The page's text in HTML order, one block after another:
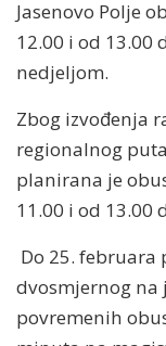
Jasenovo Polje
12.00 i od 13.00
nedjeljom.
Zbog izvođenja
regionalnog
planirana je
11.00 i od 13.00
Do 25. februara
dvosmjernog na
povremenih